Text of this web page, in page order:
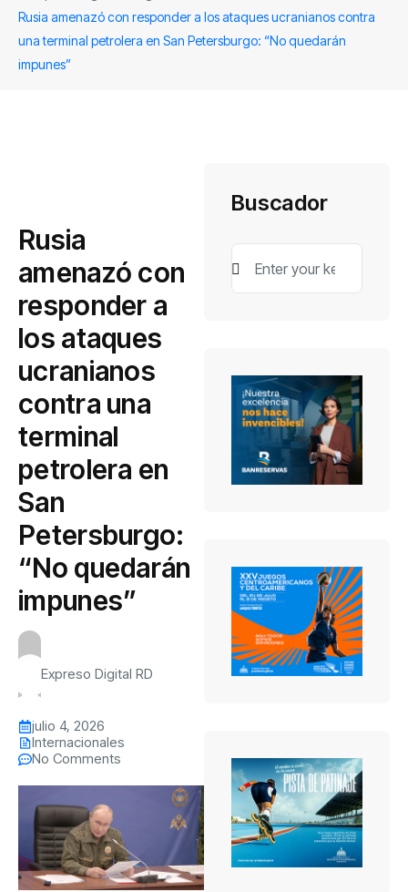
Rusia amenazó con responder a los ataques ucranianos contra
una terminal petrolera en San Petersburgo: “No quedarán
impunes”
Rusia
amenazó con
responder a
los ataques
ucranianos
contra una
terminal
petrolera en
San
Petersburgo:
“No quedarán
impunes”
Expreso Digital RD
julio 4, 2026
Internacionales
No Comments
Buscador